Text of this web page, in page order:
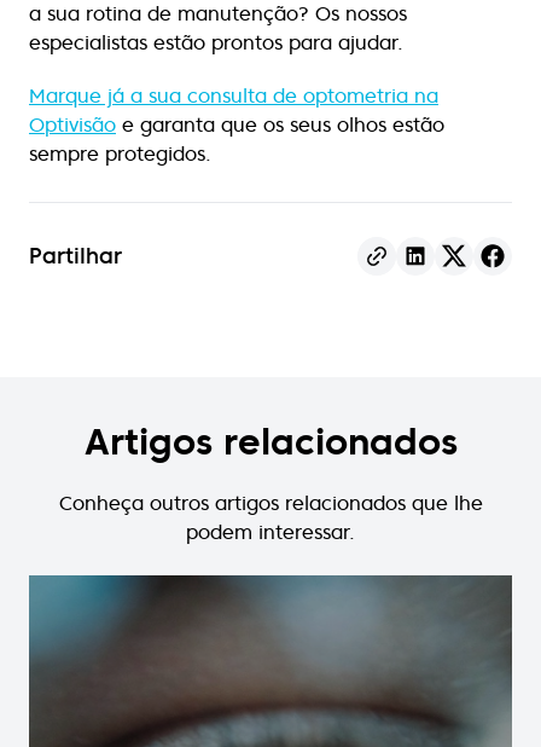
Partilhar
a sua rotina de manutenção? Os nossos
especialistas estão prontos para ajudar.
Marque já a sua consulta de optometria na
Optivisão e garanta que os seus olhos estão
sempre protegidos.
Artigos relacionados
Conheça outros artigos relacionados que lhe
podem interessar.